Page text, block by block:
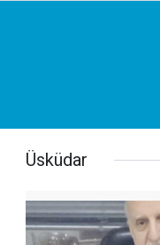
Üsküdar